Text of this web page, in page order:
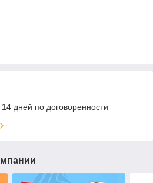
дней по договоренности